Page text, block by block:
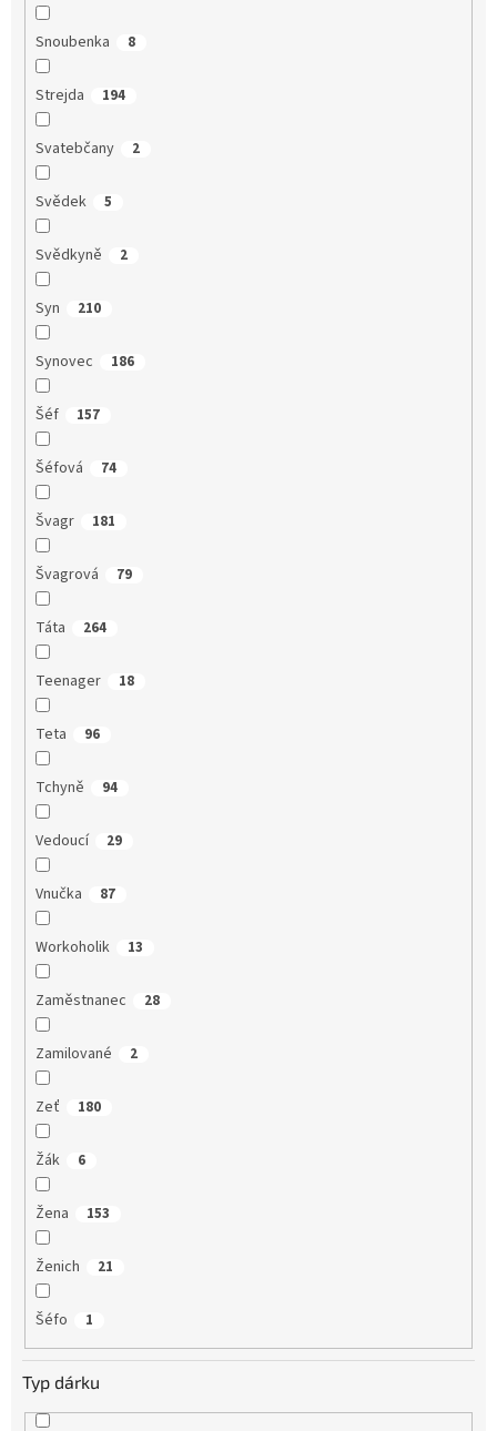
Snoubenka 8
Strejda 194
Svatebčany 2
Svědek 5
Svědkyně 2
Syn 210
Synovec 186
Šéf 157
Šéfová 74
Švagr 181
Švagrová 79
Táta 264
Teenager 18
Teta 96
Tchyně 94
Vedoucí 29
Vnučka 87
Workoholik 13
Zaměstnanec 28
Zamilované 2
Zeť 180
Žák 6
Žena 153
Ženich 21
Šéfo 1
Typ dárku